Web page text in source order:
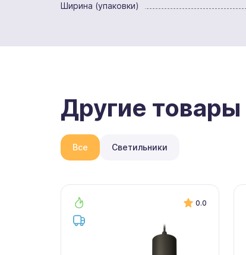
Ширина (упаковки)
Другие
Все Светильники
0.0